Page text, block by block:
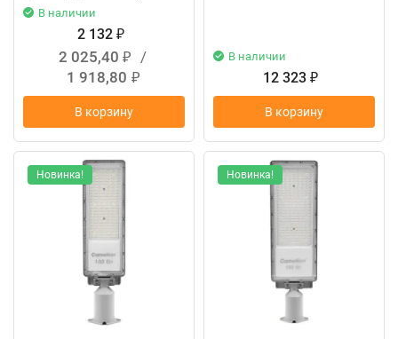
В наличии
2 132 ₽
2 025,40 ₽
/
1 918,80 ₽
В корзину
В наличии
12 323 ₽
В корзину
Новинка! Новинка!